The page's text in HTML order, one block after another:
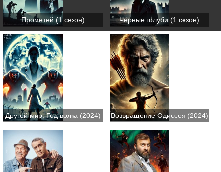
Прометей (1 сезон) Чёрные голуби (1 сезон)
Другой мир: Год волка (2024) Возвращение Одиссея (2024)